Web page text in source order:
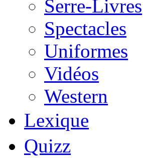
Serre-Livres
Spectacles
Uniformes
Vidéos
Western
Lexique
Quizz